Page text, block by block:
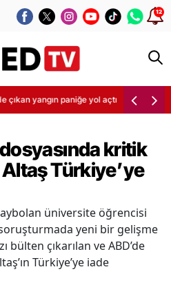
12
çıkan yangın paniğe yol açtı
kritik
Türkiye’ye
üniversite öğrencisi
yeni bir gelişme
bülten çıkarılan ve ABD’de
Türkiye’ye iade